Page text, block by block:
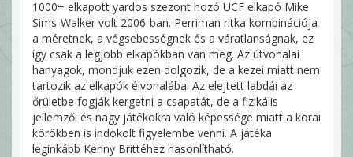
1000+ elkapott yardos szezont hozó UCF elkapó Mike
Sims-Walker volt 2006-ban. Perriman ritka kombinációja
a méretnek, a végsebességnek és a váratlanságnak, ez
így csak a legjobb elkapókban van meg. Az útvonalai
hanyagok, mondjuk ezen dolgozik, de a kezei miatt nem
tartozik az elkapók élvonalába. Az elejtett labdái az
őrületbe fogják kergetni a csapatát, de a fizikális
jellemzői és nagy játékokra való képessége miatt a korai
körökben is indokolt figyelembe venni. A játéka
leginkább Kenny Brittéhez hasonlítható.